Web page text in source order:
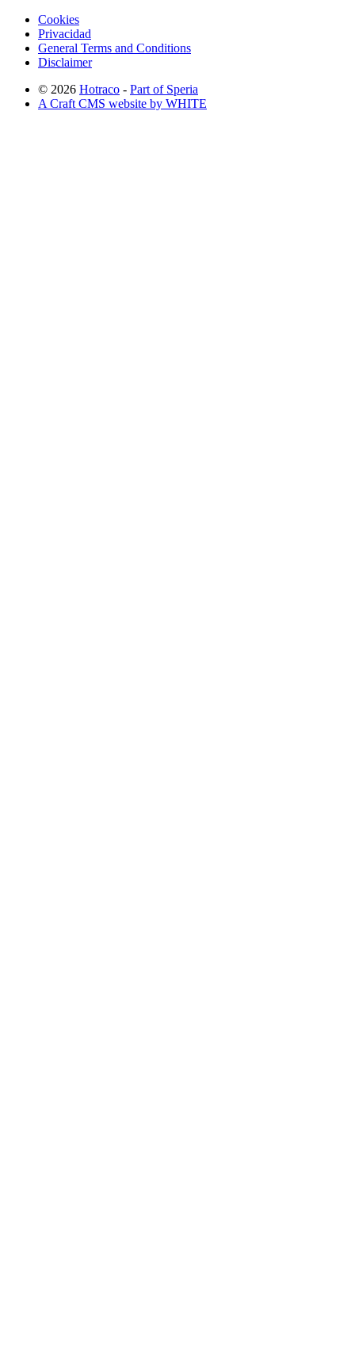
Cookies
Privacidad
General Terms and Conditions
Disclaimer
© 2026 Hotraco - Part of Speria
A Craft CMS website by WHITE